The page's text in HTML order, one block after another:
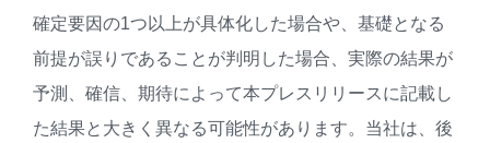
確定要因の1つ以上が具体化した場合や、基礎となる
前提が誤りであることが判明した場合、実際の結果が
予測、確信、期待によって本プレスリリースに記載し
た結果と大きく異なる可能性があります。当社は、後